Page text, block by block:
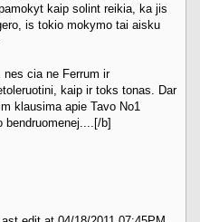
kaip solint reikia, ka jis
is tokio mokymo tai aisku
nes cia ne Ferrum ir
kaip ir toks tonas. Dar
klausima apie Tavo No1
bendruomenej....[/b]